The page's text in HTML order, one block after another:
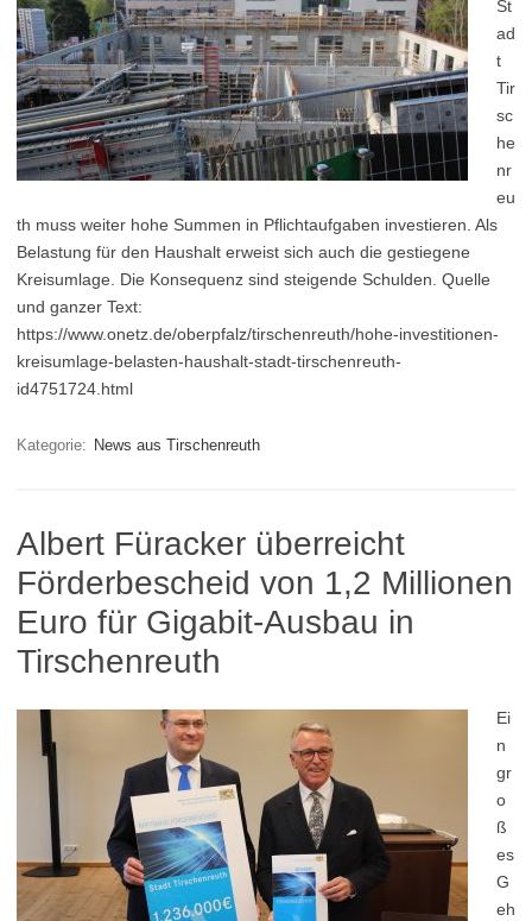
St
ad
t
Tir
sc
he
nr
eu
th muss weiter hohe Summen in Pflichtaufgaben investieren. Als
Belastung für den Haushalt erweist sich auch die gestiegene
Kreisumlage. Die Konsequenz sind steigende Schulden. Quelle
und ganzer Text:
https://www.onetz.de/oberpfalz/tirschenreuth/hohe-investitionen-
kreisumlage-belasten-haushalt-stadt-tirschenreuth-
id4751724.html
Kategorie: News aus Tirschenreuth
Albert Füracker überreicht
Förderbescheid von 1,2 Millionen
Euro für Gigabit-Ausbau in
Tirschenreuth
Ei
n
gr
o
ß
es
G
eh